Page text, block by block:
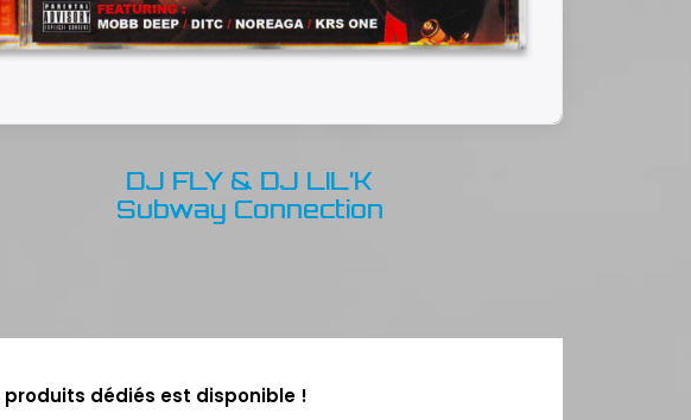
DJ FLY & DJ LIL’K
Subway Connection
produits dédiés est disponible !